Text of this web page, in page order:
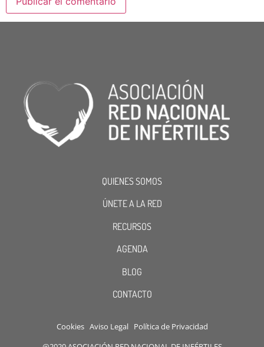
QUIENES SOMOS
ÚNETE A LA RED
RECURSOS
AGENDA
BLOG
CONTACTO
Cookies Aviso Legal Política de Privacidad